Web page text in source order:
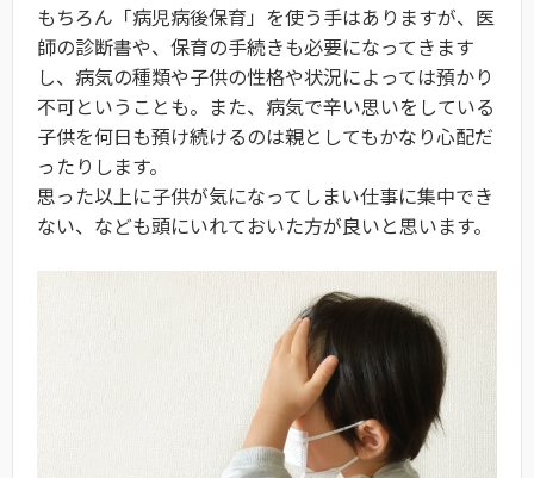
もちろん「病児病後保育」を使う手はありますが、医
師の診断書や、保育の手続きも必要になってきます
し、病気の種類や子供の性格や状況によっては預かり
不可ということも。また、病気で辛い思いをしている
子供を何日も預け続けるのは親としてもかなり心配だ
ったりします。
思った以上に子供が気になってしまい仕事に集中でき
ない、なども頭にいれておいた方が良いと思います。